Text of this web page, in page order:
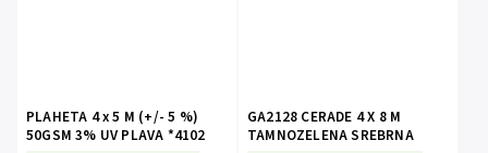
PLAHETA 4 x 5 M (+/- 5 %)
50GSM 3% UV PLAVA *4102
GA2128 CERADE 4 X 8 M
TAMNOZELENA SREBRNA